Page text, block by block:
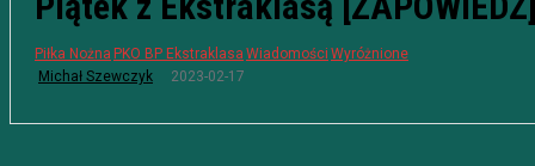
Piłka Nożna PKO BP Ekstraklasa Wiadomości Wyróżnione
Michał Szewczyk
2023-02-17